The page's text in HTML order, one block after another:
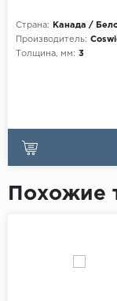
Страна:
Канада /
Производитель:
Толщина, мм: 3
Похожие